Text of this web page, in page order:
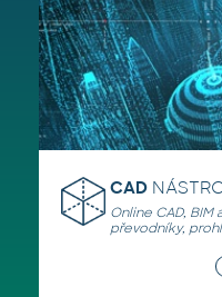
CAD
Online CAD, BIM
převodníky,